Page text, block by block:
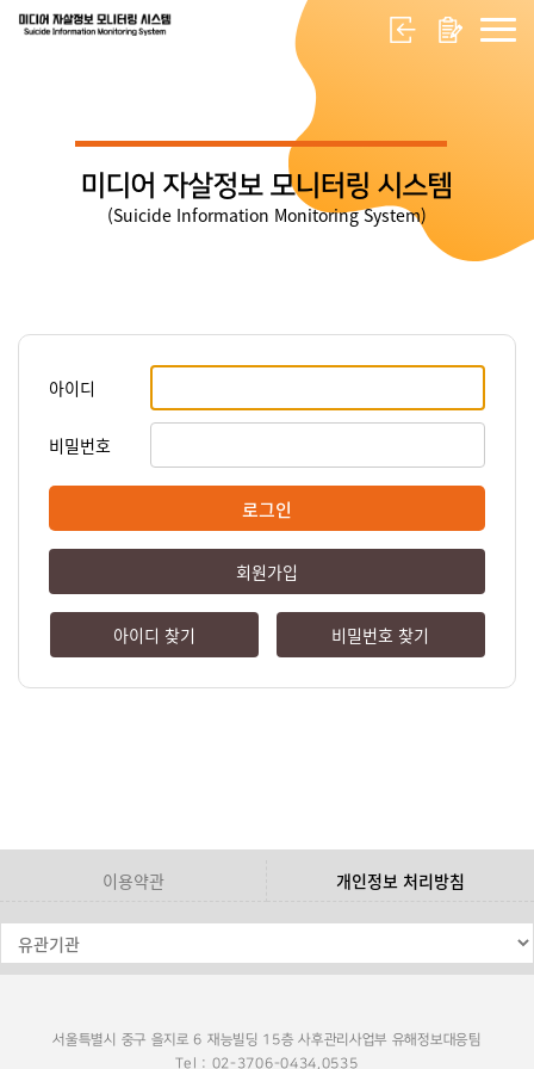
미디어 자살정보 모니터링 시스템
(Suicide Information Monitoring System)
아이디
비밀번호
로그인
회원가입
아이디 찾기 비밀번호 찾기
이용약관 개인정보 처리방침
서울특별시 중구 을지로 6 재능빌딩 15층 사후관리사업부 유해정보대응팀
Tel : 02-3706-0434,0535